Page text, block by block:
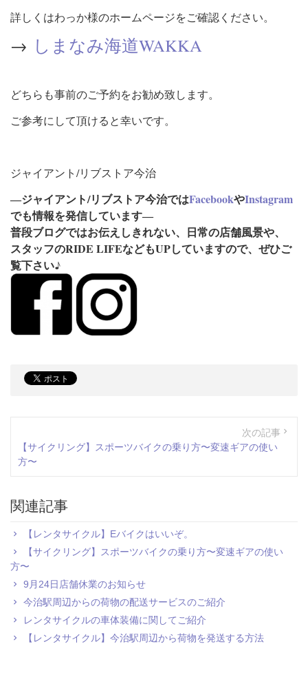
詳しくはわっか様のホームページをご確認ください。
→ しまなみ海道WAKKA
どちらも事前のご予約をお勧め致します。
ご参考にして頂けると幸いです。
ジャイアント/リブストア今治
―ジャイアント/リブストア今治ではFacebookやInstagram
でも情報を発信しています―
普段ブログではお伝えしきれない、 日常の店舗風景や、
スタッフのRIDE LIFEなどもUPしていますので、 ぜひご
覧下さい♪
次の記事
【サイクリング】スポーツバイクの乗り方〜変速ギアの使い
方〜
関連記事
【レンタサイクル】Eバイクはいいぞ。
【サイクリング】スポーツバイクの乗り方〜変速ギアの使い
方〜
9月24日店舗休業のお知らせ
今治駅周辺からの荷物の配送サービスのご紹介
レンタサイクルの車体装備に関してご紹介
【レンタサイクル】今治駅周辺から荷物を発送する方法